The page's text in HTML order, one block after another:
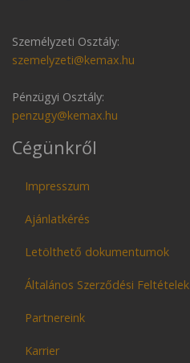
Személyzeti Osztály:
szemelyzeti@kemax.hu
Pénzügyi Osztály:
penzugy@kemax.hu
Cégünkről
Impresszum
Ajánlatkérés
Letölthető dokumentumok
Általános Szerződési Feltételek
Partnereink
Karrier